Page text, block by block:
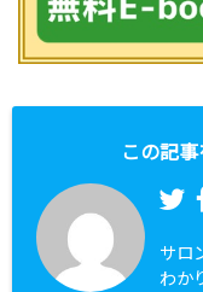
この記
サロ
わか